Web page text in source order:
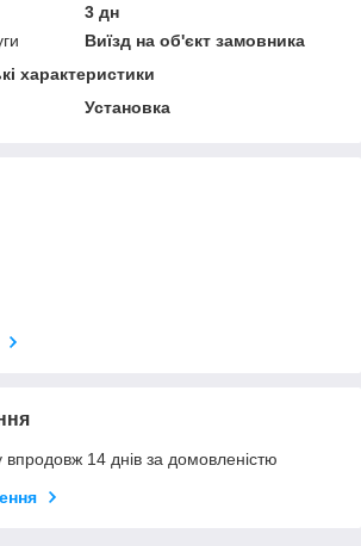
3 дн
Виїзд на об'єкт замовника
характеристики
Установка
14 днів за домовленістю